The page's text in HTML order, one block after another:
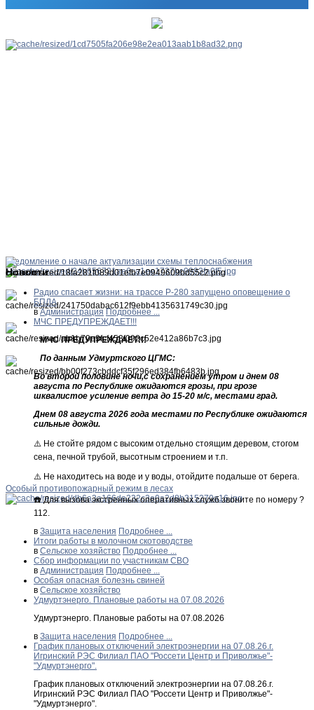
Уведомление о начале актуализации схемы теплоснабжения
Особый противопожарный режим в лесах
Новости
Радио спасает жизни: на трассе Р-280 запущено оповещение о
БПЛА
в Администрация Подробнее ...
МЧС ПРЕДУПРЕЖДАЕТ!!!
МЧС ПРЕДУПРЕЖДАЕТ!!!
По данным Удмуртского ЦГМС:
Во второй половине ночи,с сохранением утром и днем 08
августа по Республике ожидаются грозы, при грозе
шквалистое усиление ветра до 15-20 м/с, местами град.
Днем 08 августа 2026 года местами по Республике ожидаются
сильные дожди.
⚠️ Не стойте рядом с высоким отдельно стоящим деревом, стогом
сена, печной трубой, высотным строением и т.п.
⚠️ Не находитесь на воде и у воды, отойдите подальше от берега.
☎️ Для вызова экстренных оперативных служб звоните по номеру ?
112.
в Защита населения Подробнее ...
Итоги работы в молочном скотоводстве
в Сельское хозяйство Подробнее ...
Сбор информации по участникам СВО
в Администрация Подробнее ...
Особая опасная болезнь свиней
в Сельское хозяйство
Удмуртэнерго. Плановые работы на 07.08.2026
Удмуртэнерго. Плановые работы на 07.08.2026
в Защита населения Подробнее ...
График плановых отключений электроэнергии на 07.08.26.г.
Игринский РЭС Филиал ПАО "Россети Центр и Приволжье"-
"Удмуртэнерго".
График плановых отключений электроэнергии на 07.08.26.г.
Игринский РЭС Филиал ПАО "Россети Центр и Приволжье"-
"Удмуртэнерго".